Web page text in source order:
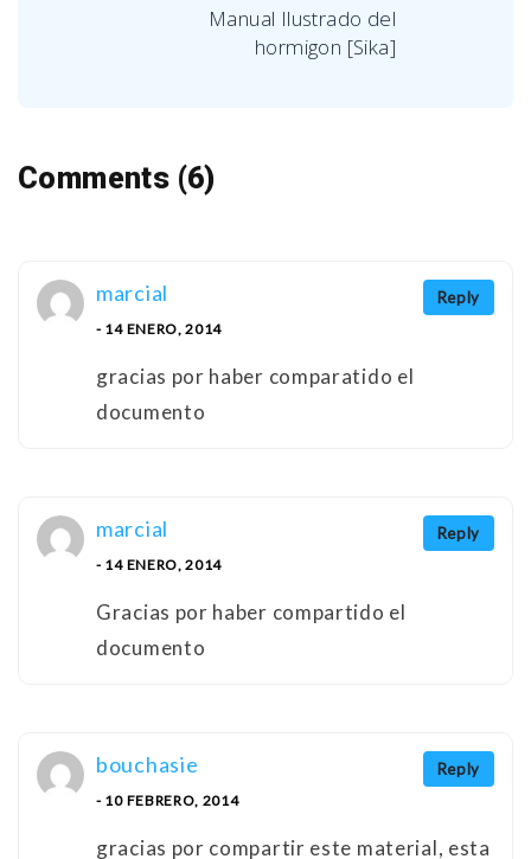
Manual Ilustrado del
hormigon [Sika]
Comments (6)
Reply
marcial
- 14 ENERO, 2014
gracias por haber comparatido el
documento
Reply
marcial
- 14 ENERO, 2014
Gracias por haber compartido el
documento
Reply
bouchasie
- 10 FEBRERO, 2014
gracias por compartir este material, esta